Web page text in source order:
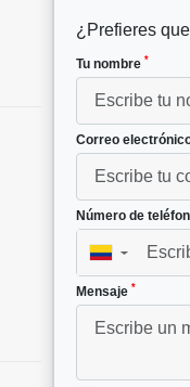
¿Prefieres
Tu nombre *
Correo
Número de
▼
Mensaje *